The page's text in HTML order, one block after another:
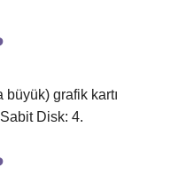
grafik kartı
Disk: 4.